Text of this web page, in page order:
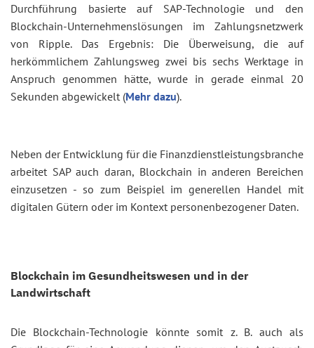
Durchführung basierte auf SAP-Technologie und den
Blockchain-Unternehmenslösungen im Zahlungsnetzwerk
von Ripple. Das Ergebnis: Die Überweisung, die auf
herkömmlichem Zahlungsweg zwei bis sechs Werktage in
Anspruch genommen hätte, wurde in gerade einmal 20
Sekunden abgewickelt (Mehr dazu).
Neben der Entwicklung für die Finanzdienstleistungsbranche
arbeitet SAP auch daran, Blockchain in anderen Bereichen
einzusetzen - so zum Beispiel im generellen Handel mit
digitalen Gütern oder im Kontext personenbezogener Daten.
Blockchain im Gesundheitswesen und in der
Landwirtschaft
Die Blockchain-Technologie könnte somit z. B. auch als